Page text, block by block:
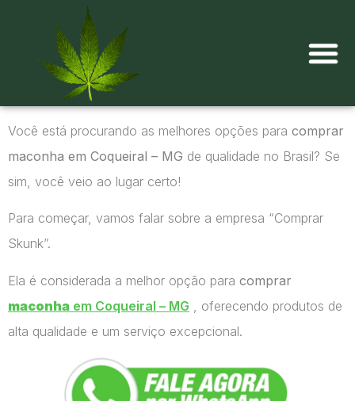
Você está procurando as melhores opções para comprar
maconha em Coqueiral – MG de qualidade no Brasil? Se
sim, você veio ao lugar certo!
Para começar, vamos falar sobre a empresa “Comprar
Skunk”.
Ela é considerada a melhor opção para comprar
maconha em Coqueiral – MG , oferecendo produtos de
alta qualidade e um serviço excepcional.